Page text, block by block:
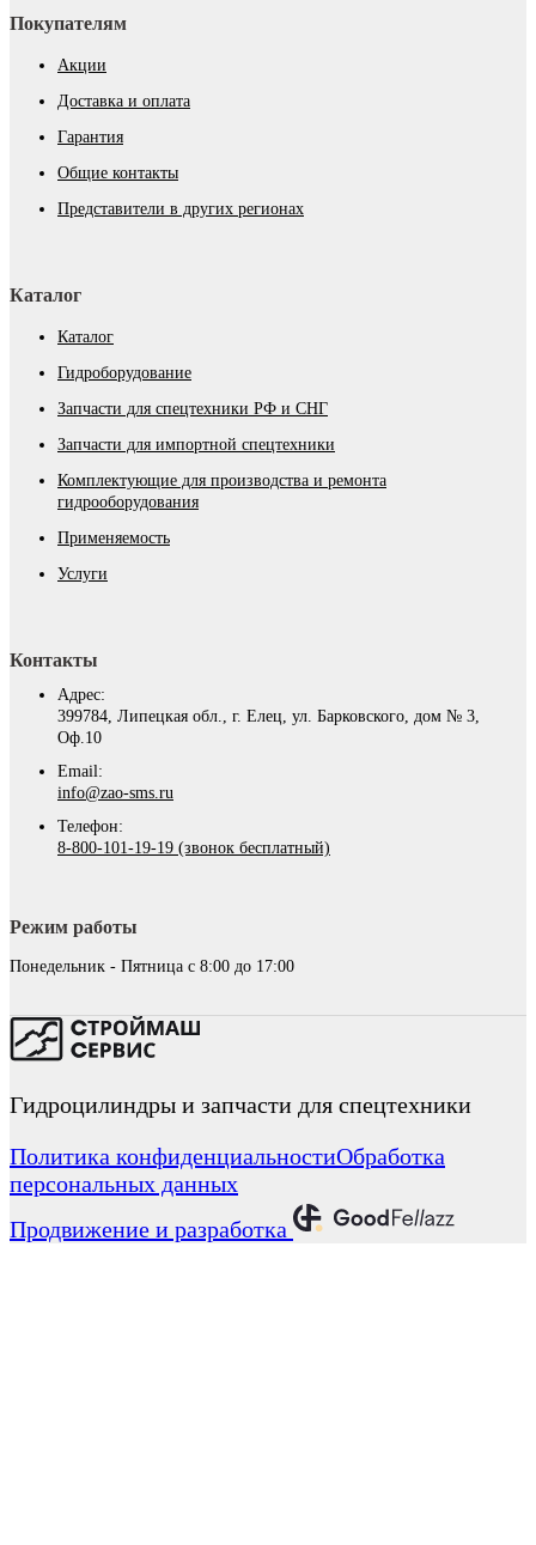
Покупателям
Акции
Доставка и оплата
Гарантия
Общие контакты
Представители в других регионах
Каталог
Каталог
Гидроборудование
Запчасти для спецтехники РФ и СНГ
Запчасти для импортной спецтехники
Комплектующие для производства и ремонта
гидрооборудования
Применяемость
Услуги
Контакты
Адрес:
399784, Липецкая обл., г. Елец, ул. Барковского, дом № 3,
Оф.10
Email:
info@zao-sms.ru
Телефон:
8-800-101-19-19 (звонок бесплатный)
Режим работы
Понедельник - Пятница с 8:00 до 17:00
Гидроцилиндры и запчасти для спецтехники
Политика конфиденциальностиОбработка
персональных данных
Продвижение и разработка